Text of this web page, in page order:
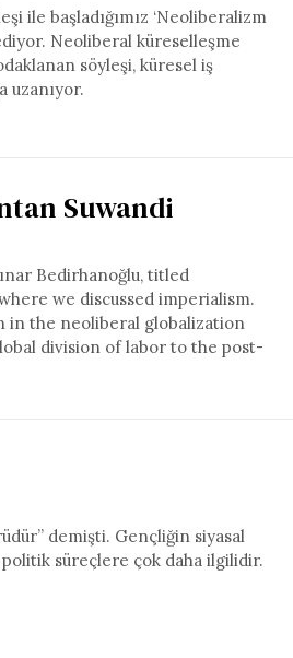
ile başladığımız ‘Neoliberalizm
Neoliberal küreselleşme
söyleşi, küresel iş
uzanıyor.
Suwandi
Bedirhanoğlu, titled
we discussed imperialism.
in the neoliberal globalization
division of labor to the post-
demişti. Gençliğin siyasal
süreçlere çok daha ilgilidir.